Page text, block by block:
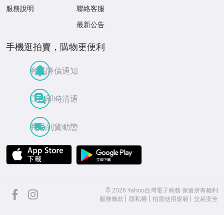
服務說明
聯絡客服
最新公告
手機逛拍賣，購物更便利
商品降價通知
買賣即時溝通
商品到貨動態
APP Store
facebook ©2026 Yahoo台灣電子商務 保留所有權利
服務條款
隱私權 拍賣使用規範 交易安全